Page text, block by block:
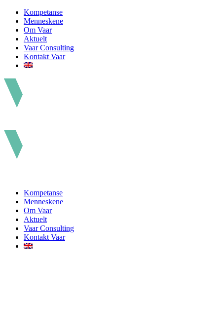
Kompetanse
Menneskene
Om Vaar
Aktuelt
Vaar Consulting
Kontakt Vaar
Kompetanse
Menneskene
Om Vaar
Aktuelt
Vaar Consulting
Kontakt Vaar